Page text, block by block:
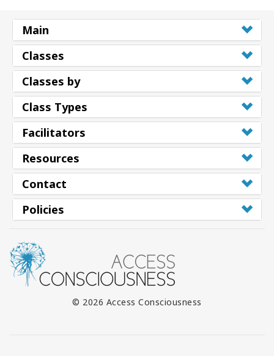
CONTACT
RECHERCHE
Main
Classes
Classes by
Class Types
Facilitators
Resources
Contact
Policies
© 2026 Access Consciousness